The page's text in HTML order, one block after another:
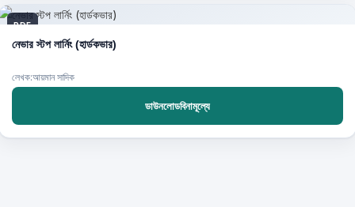
PDF
নেভার স্টপ লার্নিং (হার্ডকভার)
লেখক:আয়মান সাদিক
ডাউনলোডবিনামূল্যে